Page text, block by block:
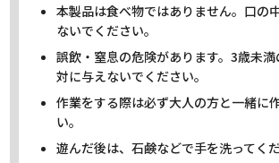
本製品は食べ物ではありません。口の
ないでください。
誤飲・窒息の危険があります。3歳未
対に与えないでください。
作業をする際は必ず大人の方と一緒に
い。
遊んだ後は、石鹸などで手を洗ってくだ